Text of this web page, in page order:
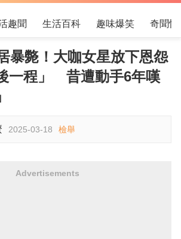
趣聞 生活百科 趣味爆笑 奇聞怪
暴斃！大咖女星放下恩怨
一程」 昔遭動手6年嘆
2025-03-18 檢舉
Advertisements